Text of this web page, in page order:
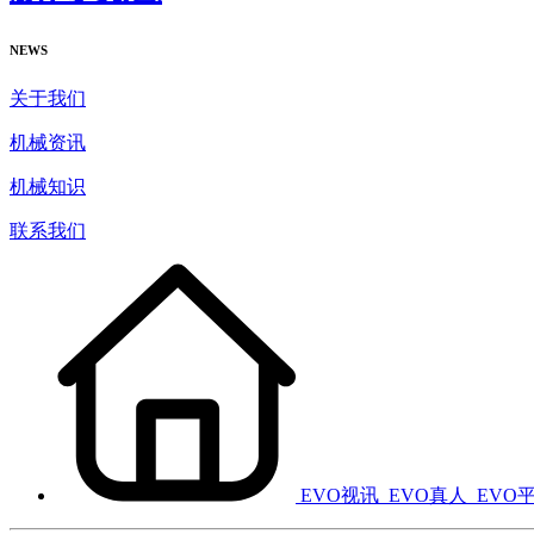
NEWS
关于我们
机械资讯
机械知识
联系我们
EVO视讯_EVO真人_EVO